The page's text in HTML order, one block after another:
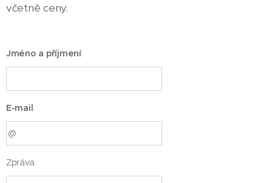
včetně ceny.
Jméno a příjmení
E-mail
Zpráva